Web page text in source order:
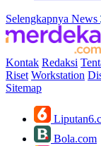
Selengkapnya News
Kontak Redaksi
Riset Workstation
Sitemap
Bola.com